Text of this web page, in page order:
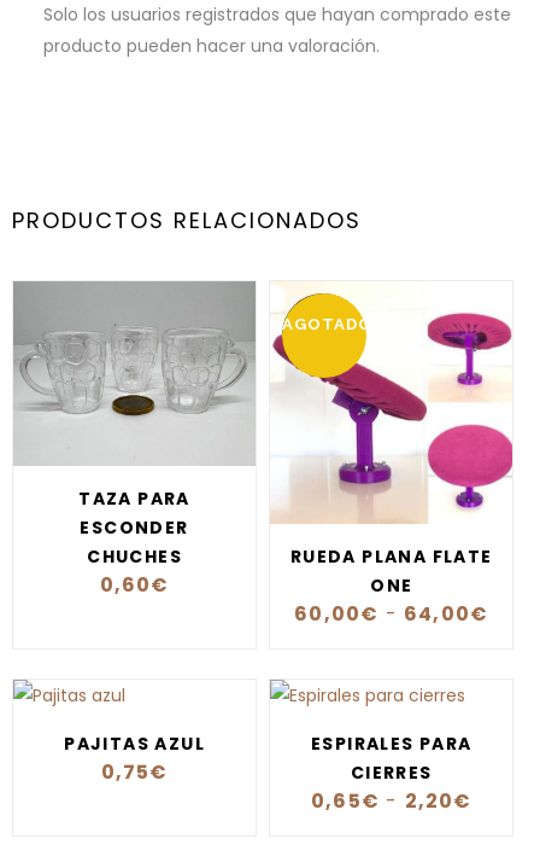
Solo los usuarios registrados que hayan comprado este
producto pueden hacer una valoración.
PRODUCTOS RELACIONADOS
TAZA PARA
ESCONDER
CHUCHES
0,60€
OFERTA
AGOTADO
RUEDA PLANA FLATE
ONE
60,00€ - 64,00€
PAJITAS AZUL
0,75€
ESPIRALES PARA
CIERRES
0,65€ - 2,20€